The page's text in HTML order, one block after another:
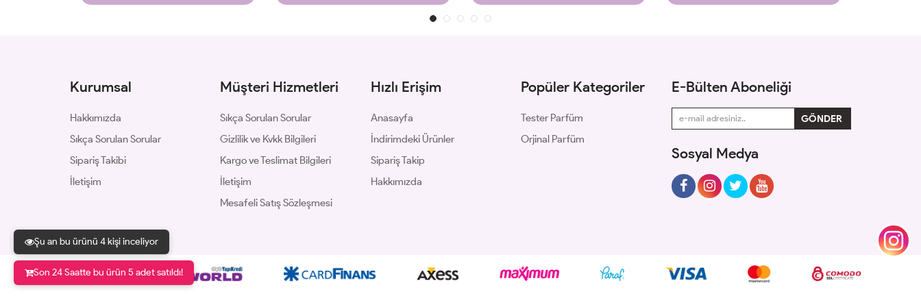
Şu an bu ürünü 4 kişi inceliyor
Son 24 Saatte bu ürün 5 adet satıldı!
Kurumsal
Hakkımızda
Sıkça Sorulan Sorular
Sipariş Takibi
İletişim
Müşteri Hizmetleri
Sıkça Sorulan Sorular
Gizlilik ve Kvkk Bilgileri
Kargo ve Teslimat Bilgileri
İletişim
Mesafeli Satış Sözleşmesi
Hızlı Erişim
Anasayfa
İndirimdeki Ürünler
Sipariş Takip
Hakkımızda
Popüler Kategoriler
Tester Parfüm
Orjinal Parfüm
E-Bülten Aboneliği
Sosyal Medya